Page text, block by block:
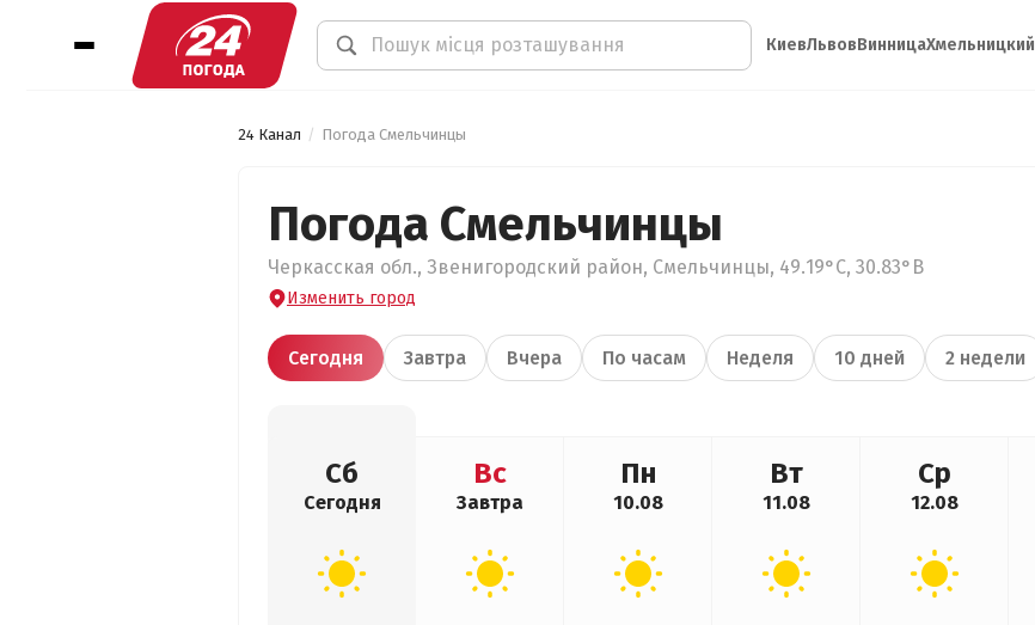
КиевЛьвовВинницаХмельницкий
24 Канал Погода Смельчинцы
Погода Смельчинцы
Черкасская обл., Звенигородский район, Смельчинцы, 49.19°С, 30.83°В
Изменить город
Сегодня Завтра Вчера По часам Неделя 10 дней 2 недели
Сб
Сегодня
Вс
Завтра
Пн
10.08
Вт
11.08
Ср
12.08